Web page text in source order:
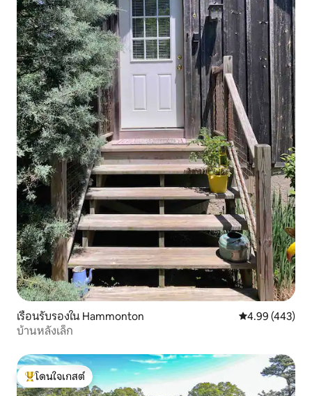
เรือนรับรองใน Hammonton คะแนนเฉลี่ย
4.99 (443)
บ้านหลังเล็ก
โดนใจเกสต์ที่สุด
โดนใจเกสต์